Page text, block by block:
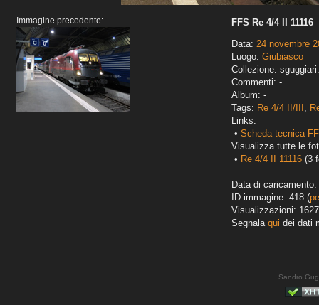
Immagine precedente:
FFS Re 4/4 II 11116
Data: 24 novembre
Luogo: Giubiasco
Collezione:
Commenti: -
Album: -
Tags: Re 4/4 II/III ,
Links:
• Scheda tecnica
Visualizza tutte le
• Re 4/4 II 11116 (3
Data di caricamento:
ID immagine: 418 (
Visualizzazioni: 1627
Segnala qui dei dati
Sandro